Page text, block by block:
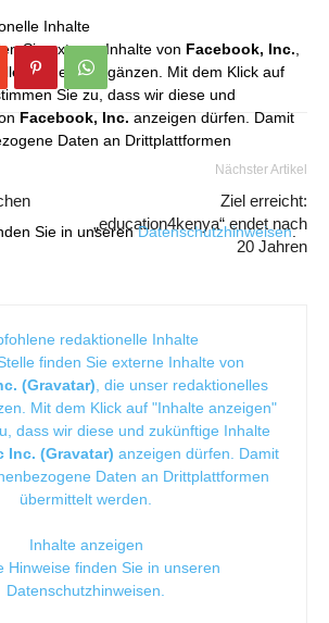
Inhalte
Sie externe Inhalte von Facebook, Inc.,
Angebot ergänzen. Mit dem Klick auf
Sie zu, dass wir diese und
Facebook, Inc. anzeigen dürfen. Damit
Daten an Drittplattformen
Sie in unserenDatenschutzhinweisen.
Nächster Artikel
Ziel erreicht:
„education4kenya“ endet nach
20 Jahren
redaktionelle Inhalte
finden Sie externe Inhalte von
(Gravatar), die unser redaktionelles
Mit dem Klick auf "Inhalte anzeigen"
dass wir diese und zukünftige Inhalte
Inc. (Gravatar) anzeigen dürfen. Damit
Daten an Drittplattformen
übermittelt werden.
Inhalte anzeigen
Hinweise finden Sie in unseren
Datenschutzhinweisen.